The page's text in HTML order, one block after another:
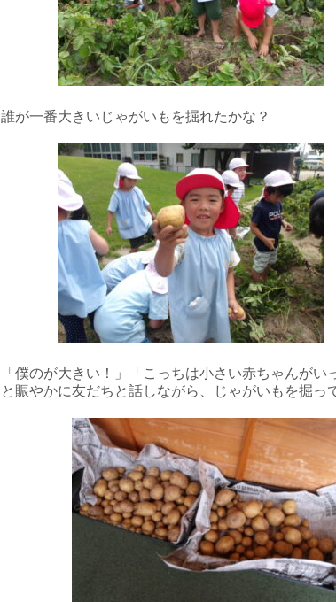
誰が一番大きいじゃがいもを掘れたかな？
「僕のが大きい！」「こっちは小さい赤ちゃんがい
と賑やかに友だちと話しながら、じゃがいもを掘っ